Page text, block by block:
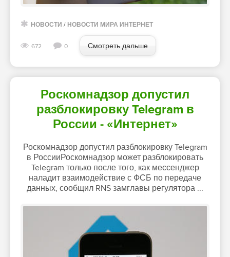
НОВОСТИ / НОВОСТИ МИРА ИНТЕРНЕТ
672 0 Смотреть дальше
Роскомнадзор допустил
разблокировку Telegram в
России - «Интернет»
Роскомнадзор допустил разблокировку Telegram
в РоссииРоскомнадзор может разблокировать
Telegram только после того, как мессенджер
наладит взаимодействие с ФСБ по передаче
данных, сообщил RNS замглавы регулятора ...